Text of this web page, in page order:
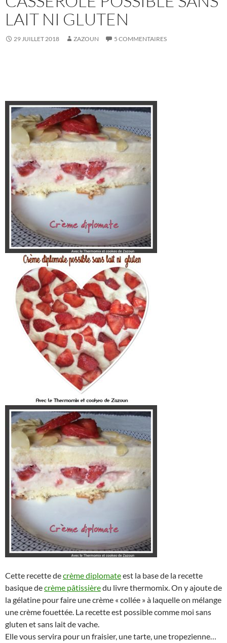
LAIT NI GLUTEN
29 JUILLET 2018 ZAZOUN 5 COMMENTAIRES
Cette recette decrème diplomateest la base de la recette
basique decrème pâtissièredu livre thermomix. On y ajoute de
la gélatine pour faire une crème « collée » à laquelle on mélange
une crème fouettée. La recette est possible comme moi sans
gluten et sans lait de vache.
Elle vous servira pour un fraisier, une tarte, une tropezienne…